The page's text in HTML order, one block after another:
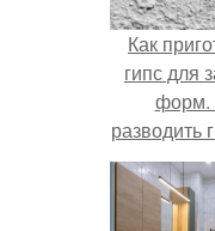
Как
гипс для
форм.
разводить
о